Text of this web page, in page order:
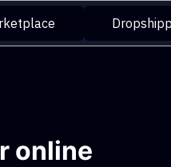
online